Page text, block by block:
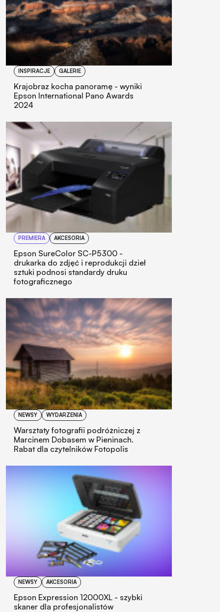
INSPIRACJE GALERIE
Krajobraz kocha panoramę - wyniki
Epson International Pano Awards
2024
PREMIERA AKCESORIA
Epson SureColor SC-P5300 -
drukarka do zdjęć i reprodukcji dzieł
sztuki podnosi standardy druku
fotograficznego
NEWSY WYDARZENIA
Warsztaty fotografii podróżniczej z
Marcinem Dobasem w Pieninach.
Rabat dla czytelników Fotopolis
NEWSY AKCESORIA
Epson Expression 12000XL - szybki
skaner dla profesjonalistów